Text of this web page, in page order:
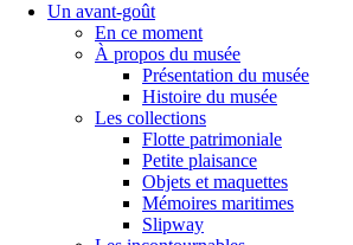
Un avant-goût
En ce moment
À propos du musée
Présentation du musée
Histoire du musée
Les collections
Flotte patrimoniale
Petite plaisance
Objets et maquettes
Mémoires maritimes
Slipway